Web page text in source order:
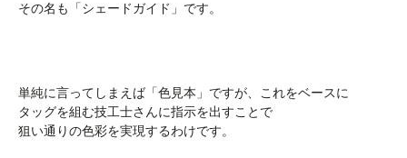
その名も「シェードガイド」です。
単純に言ってしまえば「色見本」ですが、これをベースに
タッグを組む技工士さんに指示を出すことで
狙い通りの色彩を実現するわけです。